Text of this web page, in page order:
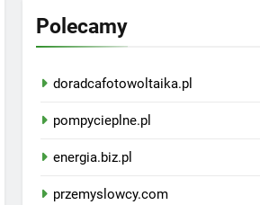
Polecamy
doradcafotowoltaika.pl
pompycieplne.pl
energia.biz.pl
przemyslowcy.com